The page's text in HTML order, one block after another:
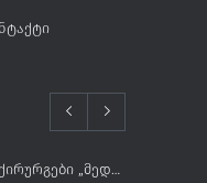
12 ივნისი – მოწვეული ნეიროქირურგები „მედინაში“